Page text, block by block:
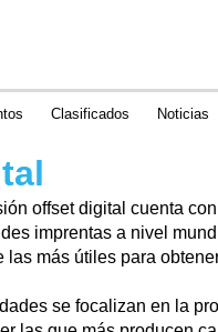
Clasificados Noticias
offset digital cuenta
imprentas a nivel
las más útiles para
se focalizan en la